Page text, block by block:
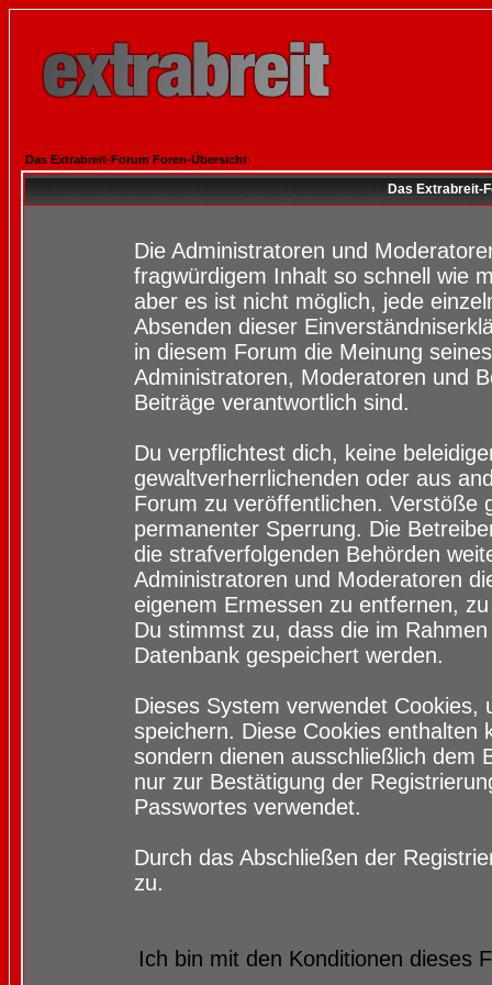
Das Extrabreit-Forum Foren-Übersicht
Das Extrabreit-
Die Administratoren und
fragwürdigem Inhalt so schnell wie
aber es ist nicht möglich, jede
Absenden dieser
in diesem Forum die Meinung
Administratoren, Moderatoren und
Beiträge verantwortlich sind.
Du verpflichtest dich, keine
gewaltverherrlichenden oder aus
Forum zu veröffentlichen. Verstöße
permanenter Sperrung. Die
die strafverfolgenden Behörden
Administratoren und Moderatoren
eigenem Ermessen zu entfernen,
Du stimmst zu, dass die im
Datenbank gespeichert werden.
Dieses System verwendet
speichern. Diese Cookies enthalten
sondern dienen ausschließlich dem
nur zur Bestätigung der
Passwortes verwendet.
Durch das Abschließen der
zu.
Ich bin mit den Konditionen dieses